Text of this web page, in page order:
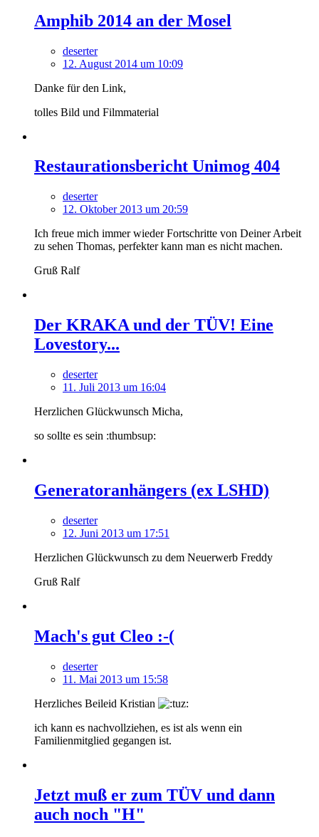
Amphib 2014 an der Mosel
deserter
12. August 2014 um 10:09
Danke für den Link,
tolles Bild und Filmmaterial
Restaurationsbericht Unimog 404
deserter
12. Oktober 2013 um 20:59
Ich freue mich immer wieder Fortschritte von Deiner Arbeit
zu sehen Thomas, perfekter kann man es nicht machen.
Gruß Ralf
Der KRAKA und der TÜV! Eine
Lovestory...
deserter
11. Juli 2013 um 16:04
Herzlichen Glückwunsch Micha,
so sollte es sein :thumbsup:
Generatoranhängers (ex LSHD)
deserter
12. Juni 2013 um 17:51
Herzlichen Glückwunsch zu dem Neuerwerb Freddy
Gruß Ralf
Mach's gut Cleo :-(
deserter
11. Mai 2013 um 15:58
Herzliches Beileid Kristian
ich kann es nachvollziehen, es ist als wenn ein
Familienmitglied gegangen ist.
Jetzt muß er zum TÜV und dann
auch noch "H"